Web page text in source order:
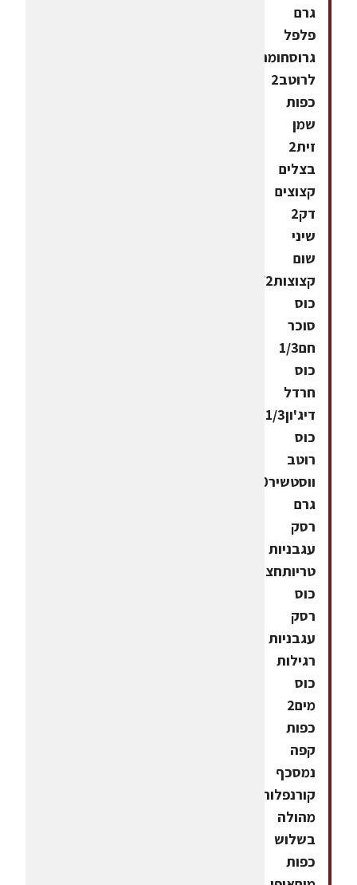
גרם
פלפל
גרוסחומרים
לרוטב2
כפות
שמן
זית2
בצלים
קצוצים
דק2
שיני
שום
קצוצות1/2
כוס
סוכר
חם1/3
כוס
חרדל
דיג'ון1/3
כוס
רוטב
ווסטשיר500
גרם
רסק
עגבניות
טריותחצי
כוס
רסק
עגבניות
רגילות
כוס
מים2
כפות
קפה
נמסכף
קורנפלור
מהולה
בשלוש
כפות